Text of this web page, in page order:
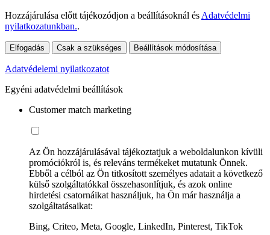
Hozzájárulása előtt tájékozódjon a beállításoknál ésAdatvédelmi
nyilatkozatunkban..
Elfogadás Csak a szükséges Beállítások módosítása
Adatvédelemi nyilatkozatot
Egyéni adatvédelmi beállítások
Customer match marketing
Az Ön hozzájárulásával tájékoztatjuk a weboldalunkon kívüli
promóciókról is, és releváns termékeket mutatunk Önnek.
Ebből a célból az Ön titkosított személyes adatait a következő
külső szolgáltatókkal összehasonlítjuk, és azok online
hirdetési csatornáikat használjuk, ha Ön már használja a
szolgáltatásaikat:
Bing, Criteo, Meta, Google, LinkedIn, Pinterest, TikTok